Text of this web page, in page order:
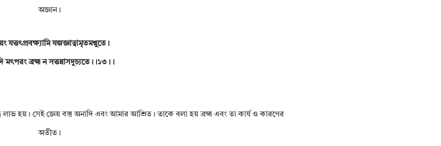
অজ্ঞান।
যত্তৎপ্রবক্ষ্যামি যজজ্ঞাত্বামৃতমশ্নুতে।
মৎপরং ব্রহ্ম ন সত্তন্নাসদুচ্যতে।।১৩।।
হয়। সেই জ্ঞেয় বস্তু অনাদি এবং আমার আশ্রিত। তাকে বলা হয় ব্রহ্ম এবং তা কার্য ও কারণের
অতীত।